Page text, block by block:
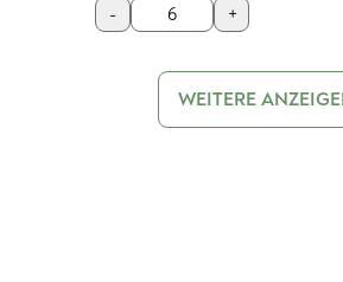
- +
WEITERE